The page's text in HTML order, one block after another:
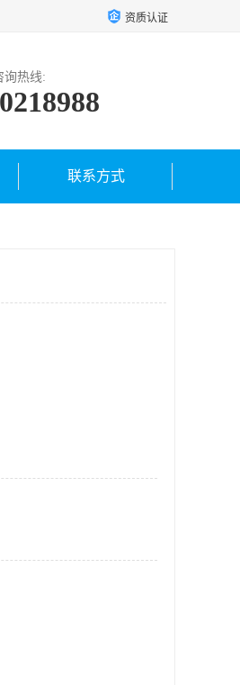
资质认证
询热线:
联系方式